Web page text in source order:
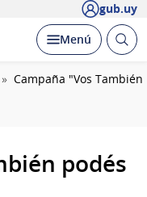
gub.uy
Desplegar
Menú Abrir
Campaña "Vos
podés